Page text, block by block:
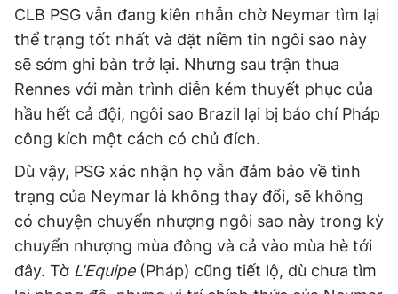
CLB PSG vẫn đang kiên nhẫn chờ Neymar tìm lại
thể trạng tốt nhất và đặt niềm tin ngôi sao này
sẽ sớm ghi bàn trở lại. Nhưng sau trận thua
Rennes với màn trình diễn kém thuyết phục của
hầu hết cả đội, ngôi sao Brazil lại bị báo chí Pháp
công kích một cách có chủ đích.
Dù vậy, PSG xác nhận họ vẫn đảm bảo về tình
trạng của Neymar là không thay đổi, sẽ không
có chuyện chuyển nhượng ngôi sao này trong kỳ
chuyển nhượng mùa đông và cả vào mùa hè tới
đây. Tờ L'Equipe(Pháp) cũng tiết lộ, dù chưa tìm